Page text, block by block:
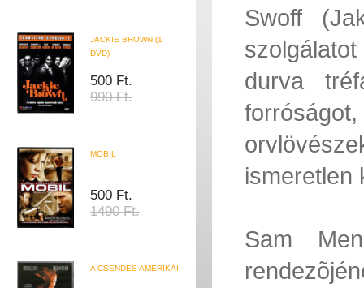
JACKIE BROWN (1
DVD)
500 Ft.
990 Ft.
MOBIL
500 Ft.
1490 Ft.
A CSENDES AMERIKAI
Swoff
durva
ismeretlen
Sam